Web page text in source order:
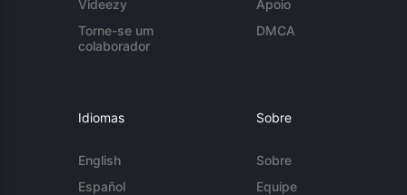
Videezy
Torne-se um
colaborador
Apoio
DMCA
Idiomas
English
Español
Sobre
Sobre
Equipe